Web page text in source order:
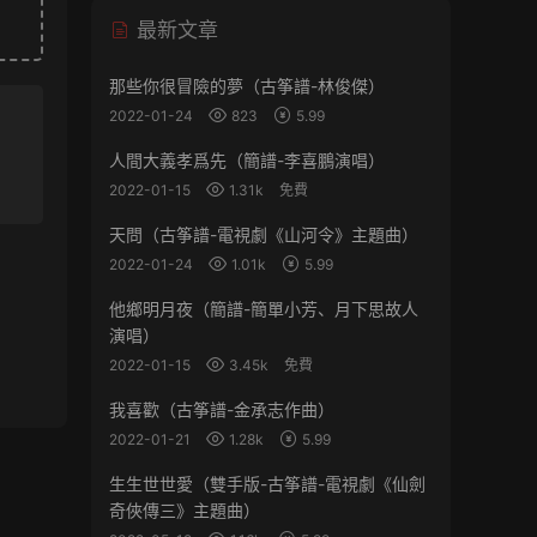
最新文章
那些你很冒險的夢（古筝譜-林俊傑）
2022-01-24 823 5.99
人間大義孝爲先（簡譜-李喜鵬演唱）
2022-01-15 1.31k 免費
天問（古筝譜-電視劇《山河令》主題曲）
2022-01-24 1.01k 5.99
他鄉明月夜（簡譜-簡單小芳、月下思故人
演唱）
2022-01-15 3.45k 免費
我喜歡（古筝譜-金承志作曲）
2022-01-21 1.28k 5.99
生生世世愛（雙手版-古筝譜-電視劇《仙劍
奇俠傳三》主題曲）